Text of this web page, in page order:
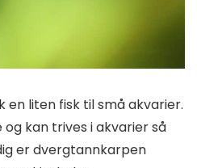
liten fisk til små akvarier.
kan trives i akvarier så
er dvergtannkarpen